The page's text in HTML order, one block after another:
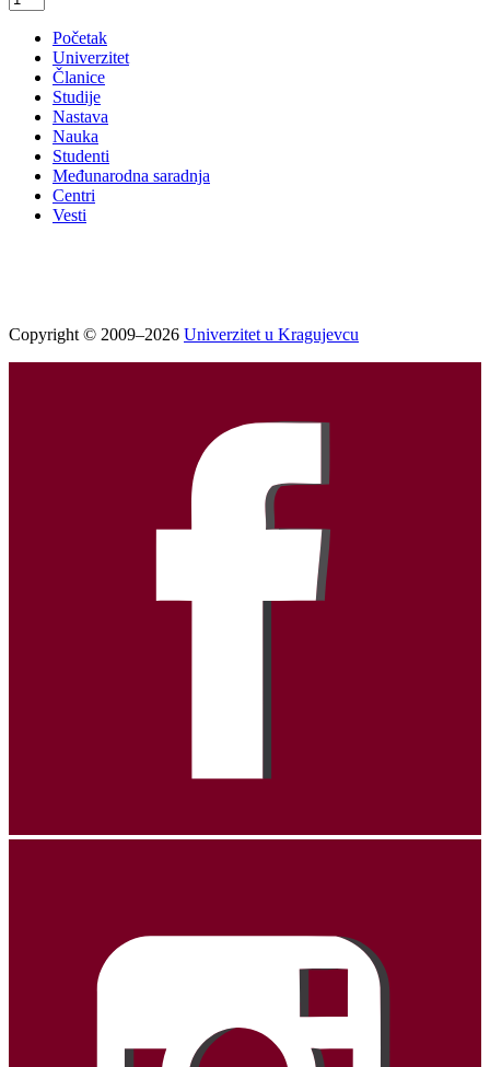
Početak
Univerzitet
Članice
Studije
Nastava
Nauka
Studenti
Međunarodna saradnja
Centri
Vesti
Copyright © 2009–2026 Univerzitet u Kragujevcu